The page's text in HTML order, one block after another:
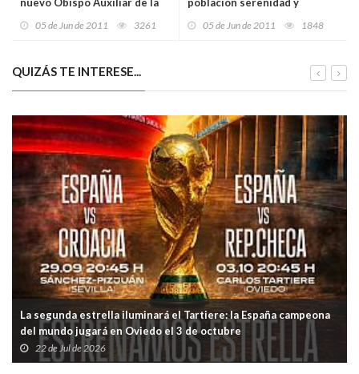
05 de Jun de 2011 3261 05 de Jun de 2011 1848
QUIZÁS TE INTERESE...
La segunda estrella iluminará el Tartiere: la España campeona
del mundo jugará en Oviedo el 3 de octubre
22 de Jul de 2026